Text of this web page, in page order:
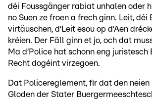
déi Foussgänger rabiat unhalen oder
no Suen ze froen a frech ginn. Leit, déi
virtäuschen, d‘Leit esou op d‘Aen
kréien. Der Fäll ginn et jo, och dat
Ma d‘Police hat schonn eng juristesch
Recht dogéint virzegoen.
Dat Policereglement, fir dat den neien
Gloden der Stater